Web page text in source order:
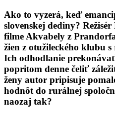
Ako to vyzerá, keď
slovenskej dediny?
filme Akvabely z
žien z otužileckého klubu
Ich odhodlanie
popritom denne čeliť
ženy autor pripisuje
hodnôt do rurálnej
naozaj tak?